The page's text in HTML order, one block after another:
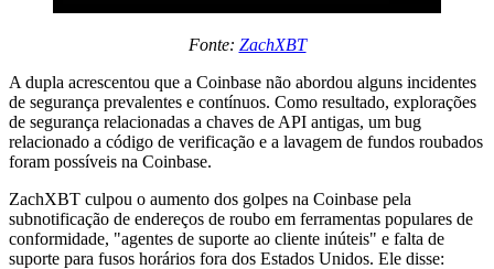
Fonte: ZachXBT
A dupla acrescentou que a Coinbase não abordou alguns incidentes
de segurança prevalentes e contínuos. Como resultado, explorações
de segurança relacionadas a chaves de API antigas, um bug
relacionado a código de verificação e a lavagem de fundos roubados
foram possíveis na Coinbase.
ZachXBT culpou o aumento dos golpes na Coinbase pela
subnotificação de endereços de roubo em ferramentas populares de
conformidade, "agentes de suporte ao cliente inúteis" e falta de
suporte para fusos horários fora dos Estados Unidos. Ele disse: